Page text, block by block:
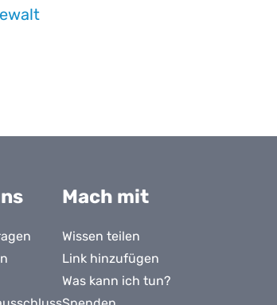
Mach mit
Wissen teilen
Link hinzufügen
Was kann ich tun?